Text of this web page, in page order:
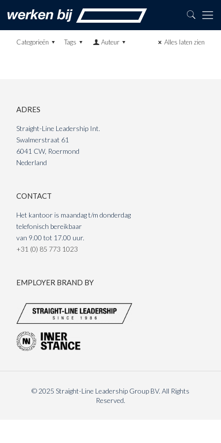
Categorieën Tags Auteur Alles laten zien
ADRES
Straight-Line Leadership Int.
Swalmerstraat 61
6041 CW, Roermond
Nederland
CONTACT
Het kantoor is maandag t/m donderdag
telefonisch bereikbaar
van 9.00 tot 17.00 uur.
+31 (0) 85 773 1023
EMPLOYER BRAND BY
© 2025 Straight-Line Leadership Group BV. All Rights
Reserved.